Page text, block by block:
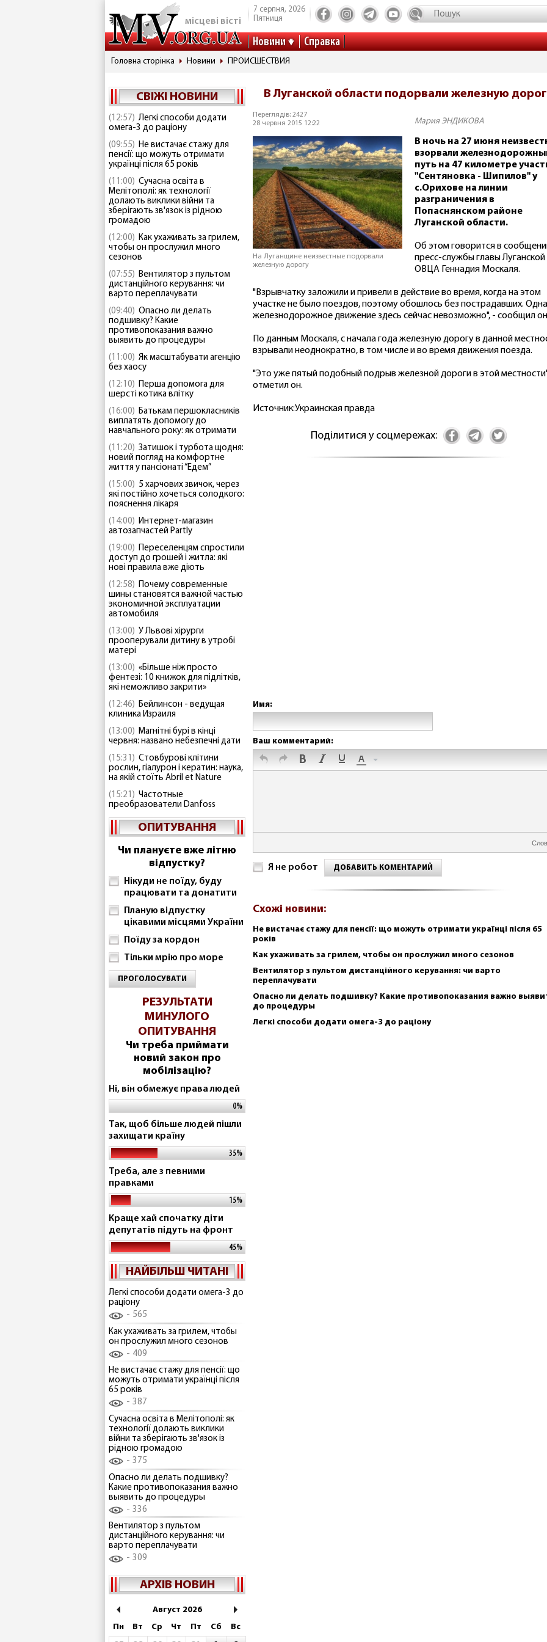
місцеві вісті
7 серпня, 2026
Пятниця
Новини Справка
Головна сторінка Новини ПРОИСШЕСТВИЯ
СВІЖІ НОВИНИ
(12:57) Легкі способи додати
омега-3 до раціону
(09:55) Не вистачає стажу для
пенсії: що можуть отримати
українці після 65 років
(11:00) Сучасна освіта в
Мелітополі: як технології
долають виклики війни та
зберігають зв'язок із рідною
громадою
(12:00) Как ухаживать за грилем,
чтобы он прослужил много
сезонов
(07:55) Вентилятор з пультом
дистанційного керування: чи
варто переплачувати
(09:40) Опасно ли делать
подшивку? Какие
противопоказания важно
выявить до процедуры
(11:00) Як масштабувати агенцію
без хаосу
(12:10) Перша допомога для
шерсті котика влітку
(16:00) Батькам першокласників
виплатять допомогу до
навчального року: як отримати
(11:20) Затишок і турбота щодня:
новий погляд на комфортне
життя у пансіонаті “Едем”
(15:00) 5 харчових звичок, через
які постійно хочеться солодкого:
пояснення лікаря
(14:00) Интернет-магазин
автозапчастей Partly
(19:00) Переселенцям спростили
доступ до грошей і житла: які
нові правила вже діють
(12:58) Почему современные
шины становятся важной частью
экономичной эксплуатации
автомобиля
(13:00) У Львові хірурги
прооперували дитину в утробі
матері
(13:00) «Більше ніж просто
фентезі: 10 книжок для підлітків,
які неможливо закрити»
(12:46) Бейлинсон - ведущая
клиника Израиля
(13:00) Магнітні бурі в кінці
червня: названо небезпечні дати
(15:31) Стовбурові клітини
рослин, гіалурон і кератин: наука,
на якій стоїть Abril et Nature
(15:21) Частотные
преобразователи Danfoss
ОПИТУВАННЯ
Чи плануєте вже літню
відпустку?
Нікуди не поїду, буду
працювати та донатити
Планую відпустку
цікавими місцями України
Поїду за кордон
Тільки мрію про море
ПРОГОЛОСУВАТИ
РЕЗУЛЬТАТИ
МИНУЛОГО
ОПИТУВАННЯ
Чи треба приймати
новий закон про
мобілізацію?
Ні, він обмежує права людей
0%
Так, щоб більше людей пішли
захищати країну
35%
Треба, але з певними
правками
15%
Краще хай спочатку діти
депутатів підуть на фронт
45%
НАЙБІЛЬШ ЧИТАНІ
Легкі способи додати омега-3 до
раціону
565
Как ухаживать за грилем, чтобы
он прослужил много сезонов
409
Не вистачає стажу для пенсії: що
можуть отримати українці після
65 років
387
Сучасна освіта в Мелітополі: як
технології долають виклики
війни та зберігають зв'язок із
рідною громадою
375
Опасно ли делать подшивку?
Какие противопоказания важно
выявить до процедуры
336
Вентилятор з пультом
дистанційного керування: чи
варто переплачувати
309
АРХІВ НОВИН
Август 2026
Пн
Вт Ср Чт Пт Сб
Вс
В Луганской области подорвали железную
Переглядів: 2427
28 червня 2015 12:22
Мария ЭНДИКОВА
На Луганщине неизвестные подорвали
железную дорогу
В ночь на 27 июня
взорвали
путь на 47 километре
"Сентяновка - Шипилов" у
с.Орихове на линии
разграничения в
Попаснянском районе
Луганской области.
Об этом говорится в
пресс-службы главы Луганской
ОВЦА Геннадия Москаля.
"Взрывчатку заложили и привели в действие во время, когда на этом
участке не было поездов, поэтому обошлось без пострадавших.
железнодорожное движение здесь сейчас невозможно", - сообщил
По данным Москаля, с начала года железную дорогу в данной
взрывали неоднократно, в том числе и во время движения поезда.
"Это уже пятый подобный подрыв железной дороги в этой
отметил он.
Источник:Украинская правда
Поділитися у соцмережах:
Имя:
Ваш комментарий:
Я не робот ДОБАВИТЬ КОМЕНТАРИЙ
Схожі новини:
Не вистачає стажу для пенсії: що можуть отримати українці після 65
років
Как ухаживать за грилем, чтобы он прослужил много сезонов
Вентилятор з пультом дистанційного керування: чи варто
переплачувати
Опасно ли делать подшивку? Какие противопоказания важно
до процедуры
Легкі способи додати омега-3 до раціону